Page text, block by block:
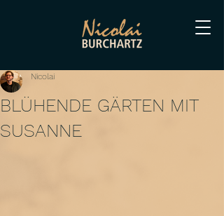
BLÜHENDE GÄRTEN MIT
SUSANNE
Nicolai